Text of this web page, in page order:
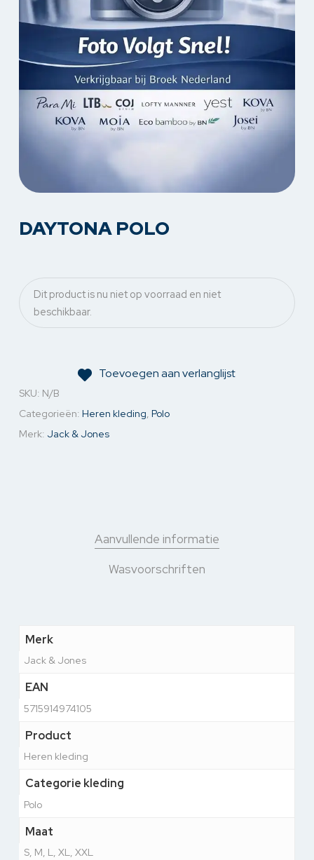
DAYTONA POLO
Dit product is nu niet op voorraad en niet
beschikbaar.
Toevoegen aan verlanglijst
SKU: N/B
Categorieën: Heren kleding, Polo
Merk: Jack & Jones
Aanvullende informatie
Wasvoorschriften
Merk
Jack & Jones
EAN
5715914974105
Product
Heren kleding
Categorie kleding
Polo
Maat
S, M, L, XL, XXL